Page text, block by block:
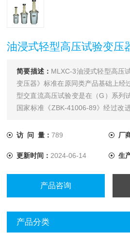
油浸式轻型高压试验变压
简要描述： MLXC-3油浸式轻型高压
变压器》标准在原同类产品基础上经
型交直流高压试验变是在（G）系列
国家标准《ZBK-41006-89》经过改
访 问 量： 789 厂
更新时间： 2024-06-14 生
产品咨询
产品分类